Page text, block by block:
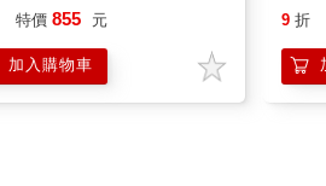
特價 855 元
加入購物車
9 折